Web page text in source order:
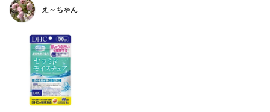
え～ちゃん